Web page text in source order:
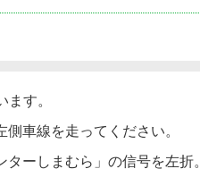
す。
車線を走ってください。
ーしまむら」の信号を左折。